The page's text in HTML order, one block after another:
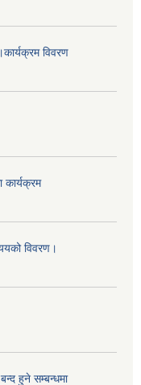
विवरण
विवरण।
हुने सम्बन्धमा